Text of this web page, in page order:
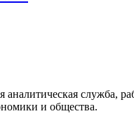
аналитическая служба,
и общества.